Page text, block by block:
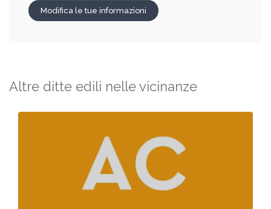
Modifica le tue informazioni
Altre ditte edili nelle vicinanze